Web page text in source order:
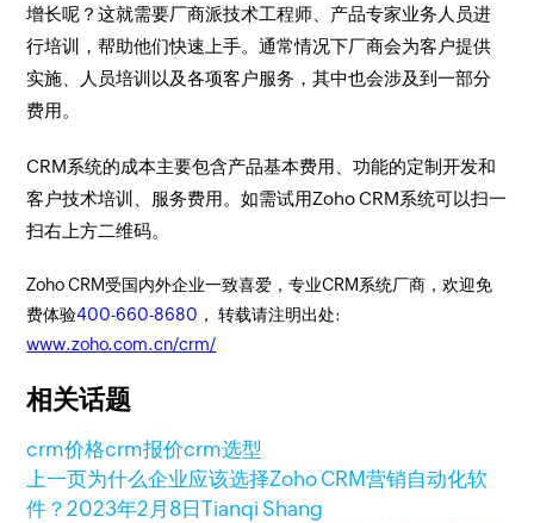
增长呢？这就需要厂商派技术工程师、产品专家业务人员进
行培训，帮助他们快速上手。通常情况下厂商会为客户提供
实施、人员培训以及各项客户服务，其中也会涉及到一部分
费用。
CRM系统的成本主要包含产品基本费用、功能的定制开发和
客户技术培训、服务费用。如需试用Zoho CRM系统可以扫一
扫右上方二维码。
Zoho CRM受国内外企业一致喜爱，专业CRM系统厂商，欢迎免
费体验400-660-8680 ， 转载请注明出处:
www.zoho.com.cn/crm/
相关话题
crm价格crm报价crm选型
上一页为什么企业应该选择Zoho CRM营销自动化软
件？2023年2月8日Tianqi Shang